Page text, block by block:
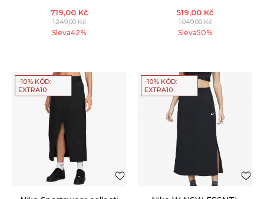
719,00 Kč
1.249,00Kč
Sleva42%
519,00 Kč
1.049,00Kč
Sleva50%
-10% KÓD:
EXTRA10
-10% KÓD:
EXTRA10